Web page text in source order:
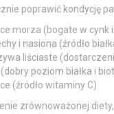
poprawić kondycję
morza (bogate w cynk
i nasiona (źródło
liściaste
poziom białka i
(źródło witaminy C)
zrównoważonej